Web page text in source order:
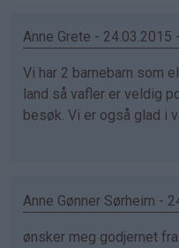
Anne Grete - 24.03.2015
Vi har 2 barnebarn som
land så vafler er veldig
besøk. Vi er også glad i
Anne Gønner Sørheim -
ønsker meg godjernet